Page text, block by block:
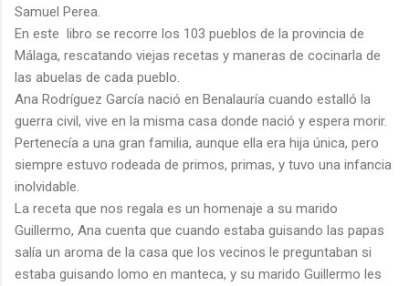
Samuel Perea.
En este libro se recorre los 103 pueblos de la provincia de
Málaga, rescatando viejas recetas y maneras de cocinarla de
las abuelas de cada pueblo.
Ana Rodríguez García nació en Benalauría cuando estalló la
guerra civil, vive en la misma casa donde nació y espera morir.
Pertenecía a una gran familia, aunque ella era hija única, pero
siempre estuvo rodeada de primos, primas, y tuvo una infancia
inolvidable.
La receta que nos regala es un homenaje a su marido
Guillermo, Ana cuenta que cuando estaba guisando las papas
salía un aroma de la casa que los vecinos le preguntaban si
estaba guisando lomo en manteca, y su marido Guillermo les